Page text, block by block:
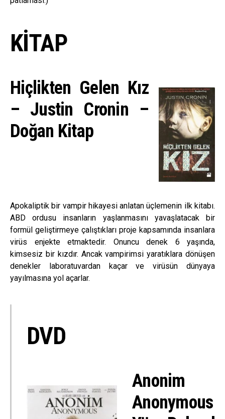
KİTAP
Hiçlikten Gelen Kız
– Justin Cronin –
Doğan Kitap
Apokaliptik bir vampir hikayesi anlatan üçlemenin ilk kitabı.
ABD ordusu insanların yaşlanmasını yavaşlatacak bir
formül geliştirmeye çalıştıkları proje kapsamında insanlara
virüs enjekte etmaktedir. Onuncu denek 6 yaşında,
kimsesiz bir kızdır. Ancak vampirimsi yaratıklara dönüşen
denekler laboratuvardan kaçar ve virüsün dünyaya
yayılmasına yol açarlar.
DVD
Anonim
Anonymous